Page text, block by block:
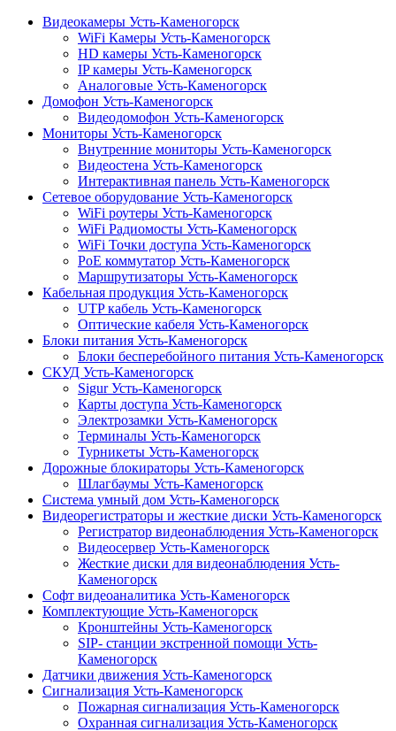
Видеокамеры Усть-Каменогорск
WiFi Камеры Усть-Каменогорск
HD камеры Усть-Каменогорск
IP камеры Усть-Каменогорск
Аналоговые Усть-Каменогорск
Домофон Усть-Каменогорск
Видеодомофон Усть-Каменогорск
Мониторы Усть-Каменогорск
Внутренние мониторы Усть-Каменогорск
Видеостена Усть-Каменогорск
Интерактивная панель Усть-Каменогорск
Сетевое оборудование Усть-Каменогорск
WiFi роутеры Усть-Каменогорск
WiFi Радиомосты Усть-Каменогорск
WiFi Точки доступа Усть-Каменогорск
PoE коммутатор Усть-Каменогорск
Маршрутизаторы Усть-Каменогорск
Кабельная продукция Усть-Каменогорск
UTP кабель Усть-Каменогорск
Оптические кабеля Усть-Каменогорск
Блоки питания Усть-Каменогорск
Блоки бесперебойного питания Усть-Каменогорск
СКУД Усть-Каменогорск
Sigur Усть-Каменогорск
Карты доступа Усть-Каменогорск
Электрозамки Усть-Каменогорск
Терминалы Усть-Каменогорск
Турникеты Усть-Каменогорск
Дорожные блокираторы Усть-Каменогорск
Шлагбаумы Усть-Каменогорск
Система умный дом Усть-Каменогорск
Видеорегистраторы и жесткие диски Усть-Каменогорск
Регистратор видеонаблюдения Усть-Каменогорск
Видеосервер Усть-Каменогорск
Жесткие диски для видеонаблюдения Усть-
Каменогорск
Софт видеоаналитика Усть-Каменогорск
Комплектующие Усть-Каменогорск
Кронштейны Усть-Каменогорск
SIP- станции экстренной помощи Усть-
Каменогорск
Датчики движения Усть-Каменогорск
Сигнализация Усть-Каменогорск
Пожарная сигнализация Усть-Каменогорск
Охранная сигнализация Усть-Каменогорск